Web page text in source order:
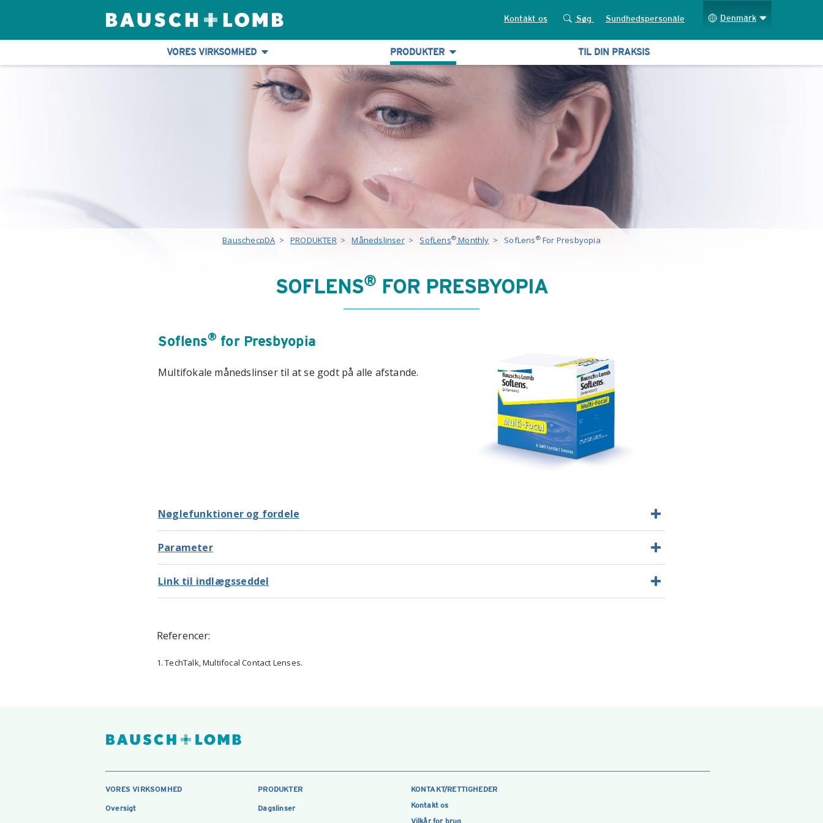
Kontakt os Søg Sundhedspersonale Denmark
VORES VIRKSOMHED PRODUKTER TIL DIN PRAKSIS
BauschecpDA > PRODUKTER> Månedslinser> SofLens® Monthly > SofLens®For Presbyopia
SOFLENS®FOR PRESBYOPIA
Soflens® for Presbyopia
Multifokale månedslinser til at se godt på alle afstande.
Nøglefunktioner og fordele
Parameter
Link til indlægsseddel
Referencer:
1. TechTalk, Multifocal Contact Lenses.
VORES VIRKSOMHED
Oversigt
PRODUKTER
Dagslinser
KONTAKT/RETTIGHEDER
Kontakt os
Vilkår for brug